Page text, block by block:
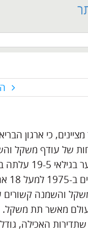
כי ארגון
של עודף משקל
בילדים ובני
משקל והשמנה
מאשר תת
האכילה,